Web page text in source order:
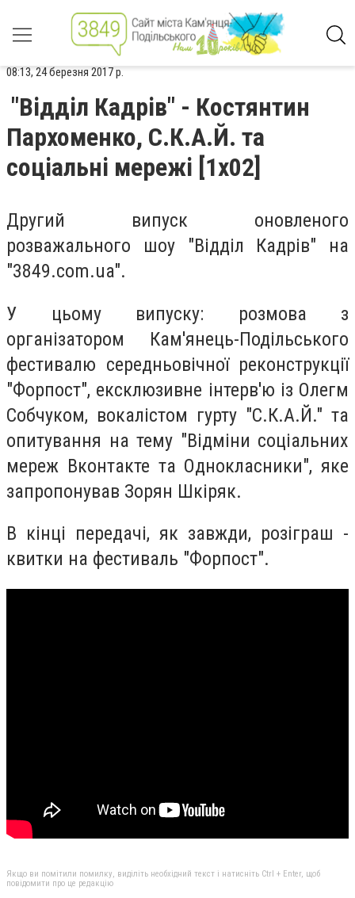
08:13, 24 березня 2017 р.
"Відділ Кадрів" - Костянтин
Пархоменко, С.К.А.Й. та
соціальні мережі [1x02]
Другий випуск оновленого
розважального шоу "Відділ Кадрів" на
"3849.com.ua".
У цьому випуску: розмова з
організатором Кам'янець-Подільського
фестивалю середньовічної реконструкції
"Форпост", ексклюзивне інтерв'ю із Олегм
Собчуком, вокалістом гурту "С.К.А.Й." та
опитування на тему "Відміни соціальних
мереж Вконтакте та Однокласники", яке
запропонував Зорян Шкіряк.
В кінці передачі, як завжди, розіграш -
квитки на фестиваль "Форпост".
Якщо ви помітили помилку, виділіть необхідний текст і натисніть Ctrl + Enter, щоб
повідомити про це редакцію